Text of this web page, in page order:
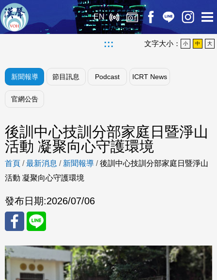
EN
::: 文字大小： 小 中 大
新聞報導 節目訊息 Podcast ICRT News
官網公告
後訓中心技訓分部家庭日暨淨山
活動 凝聚向心守護環境
首頁 /最新消息 / 新聞報導 /後訓中心技訓分部家庭日暨淨山
活動 凝聚向心守護環境
發布日期:2026/07/06
分享
至
分享
至